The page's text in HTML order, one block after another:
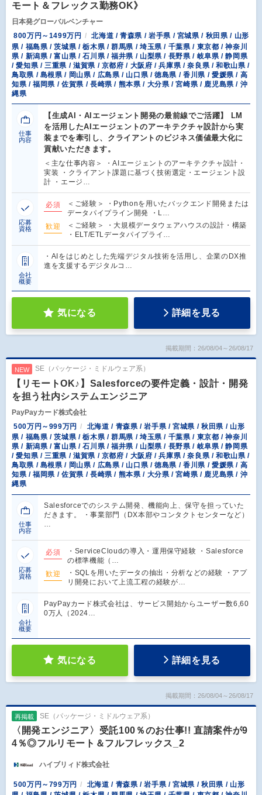
モート＆フレックス勤務OK》
日本発グローバルベンチャー
800万円～1499万円
北海道 / 青森県 / 岩手県 / 宮城県 / 秋田県 / 山形
県 / 福島県 / 茨城県 / 栃木県 / 群馬県 / 埼玉県 / 千葉県 / 東京都 / 神奈川
県 / 新潟県 / 富山県 / 石川県 / 福井県 / 山梨県 / 長野県 / 岐阜県 / 静岡県
/ 愛知県 / 三重県 / 滋賀県 / 京都府 / 大阪府 / 兵庫県 / 奈良県 / 和歌山県 /
鳥取県 / 島根県 / 岡山県 / 広島県 / 山口県 / 徳島県 / 香川県 / 愛媛県 / 高
知県 / 福岡県 / 佐賀県 / 長崎県 / 熊本県 / 大分県 / 宮崎県 / 鹿児島県 / 沖
縄県
仕事
内容
【生成AI・AIエージェント開発の最前線でご活躍】 LM
を活用したAIエージェントのアーキテクチャ設計から実
装までを牽引し、クライアントのビジネス価値最大化に
貢献いただきます。
＜主な仕事内容＞ ・AIエージェントのアーキテクチャ設計・
実装 ・クライアント課題に基づく技術選定・エージェント設
計 ・エージ…
応募
資格
必須
＜ご経験＞ ・Pythonを用いたバックエンド開発または
データパイプライン開発 ・L…
歓迎
＜ご経験＞ ・大規模データウェアハウスの設計・構築
・ELT/ETLデータパイプライ…
会社
概要
・AIをはじめとした先端デジタル技術を活用し、企業のDX推
進を支援するデジタルコ…
気になる 詳細を見る
掲載期間：26/08/04～26/08/17
NEW SE（パッケージ・ミドルウェア系）
【リモートOK♪】Salesforceの要件定義・設計・開発
を担う社内システムエンジニア
PayPayカード株式会社
500万円～999万円
北海道 / 青森県 / 岩手県 / 宮城県 / 秋田県 / 山形
県 / 福島県 / 茨城県 / 栃木県 / 群馬県 / 埼玉県 / 千葉県 / 東京都 / 神奈川
県 / 新潟県 / 富山県 / 石川県 / 福井県 / 山梨県 / 長野県 / 岐阜県 / 静岡県
/ 愛知県 / 三重県 / 滋賀県 / 京都府 / 大阪府 / 兵庫県 / 奈良県 / 和歌山県 /
鳥取県 / 島根県 / 岡山県 / 広島県 / 山口県 / 徳島県 / 香川県 / 愛媛県 / 高
知県 / 福岡県 / 佐賀県 / 長崎県 / 熊本県 / 大分県 / 宮崎県 / 鹿児島県 / 沖
縄県
仕事
内容
Salesforceでのシステム開発、機能向上、保守を担っていた
だきます。 ・事業部門（DX本部やコンタクトセンターなど）
応募
資格
必須
・ServiceCloudの導入・運用保守経験 ・Salesforce
の標準機能（…
歓迎
・SQLを用いたデータの抽出・分析などの経験 ・アプ
リ開発において上流工程の経験が…
会社
概要
PayPayカード株式会社は、サービス開始からユーザー数6,60
0万人（2024…
気になる 詳細を見る
掲載期間：26/08/04～26/08/17
再掲載 SE（パッケージ・ミドルウェア系）
〈開発エンジニア〉受託100％のお仕事!! 直請案件が9
4％◎フルリモート＆フルフレックス_2
ハイブリィド株式会社
500万円～799万円
北海道 / 青森県 / 岩手県 / 宮城県 / 秋田県 / 山形